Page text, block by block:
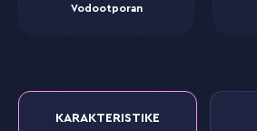
Vodootporan
KARAKTERISTIKE